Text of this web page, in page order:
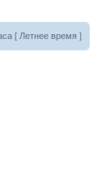
[ Летнее время ]